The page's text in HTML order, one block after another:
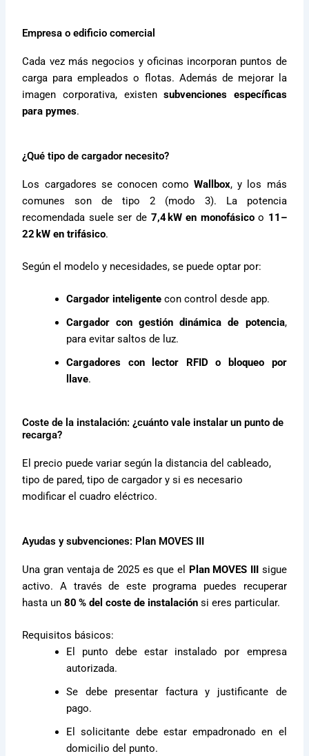
Empresa o edificio comercial
Cada vez más negocios y oficinas incorporan puntos de
carga para empleados o flotas. Además de mejorar la
imagen corporativa, existensubvenciones específicas
para pymes.
¿Qué tipo de cargador necesito?
Los cargadores se conocen comoWallbox, y los más
comunes son de tipo 2 (modo 3). La potencia
recomendada suele ser de 7,4 kW en monofásicoo 11–
22 kW en trifásico.
Según el modelo y necesidades, se puede optar por:
Cargador inteligente con control desde app.
Cargador con gestión dinámica de potencia,
para evitar saltos de luz.
Cargadores con lector RFID o bloqueo por
llave.
Coste de la instalación: ¿cuánto vale instalar un punto de
recarga?
El precio puede variar según la distancia del cableado,
tipo de pared, tipo de cargador y si es necesario
modificar el cuadro eléctrico.
Ayudas y subvenciones: Plan MOVES III
Una gran ventaja de 2025 es que el Plan MOVES IIIsigue
activo. A través de este programa puedes recuperar
hasta un80 % del coste de instalación si eres particular.
Requisitos básicos:
El punto debe estar instalado por empresa
autorizada.
Se debe presentar factura y justificante de
pago.
El solicitante debe estar empadronado en el
domicilio del punto.